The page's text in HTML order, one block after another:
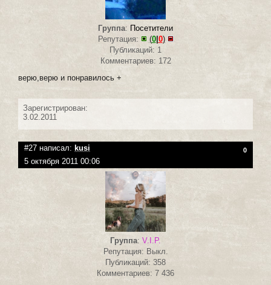
Группа: Посетители
Репутация:
(0| 0)
Публикаций: 1
Комментариев: 172
верю,верю и понравилось +
Зарегистрирован:
3.02.2011
#27 написал: kusi 0
5 октября 2011 00:06
Группа: V.I.P.
Репутация: Выкл.
Публикаций: 358
Комментариев: 7 436